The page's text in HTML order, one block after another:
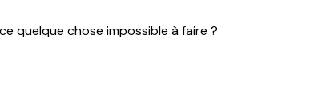
quelque chose impossible à faire ?